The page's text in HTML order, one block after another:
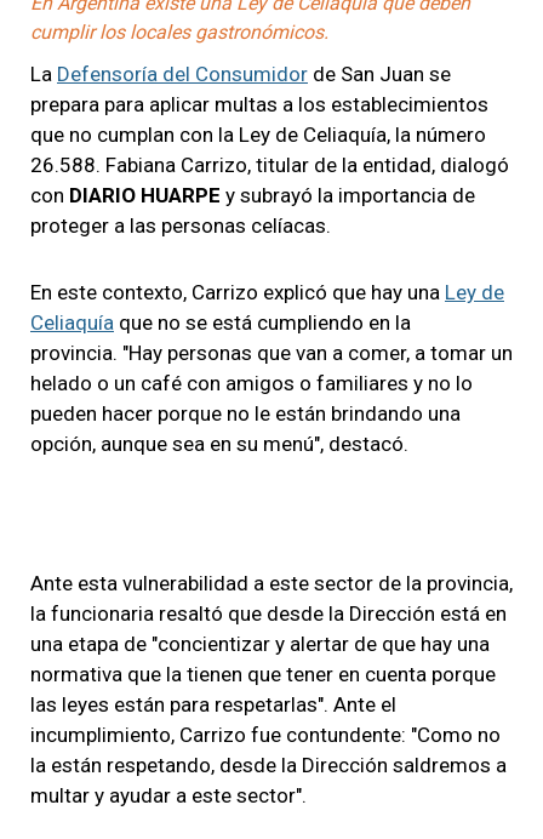
cumplir los locales gastronómicos.
La Defensoría del Consumidor de San Juan se
prepara para aplicar multas a los establecimientos
que no cumplan con la Ley de Celiaquía, la número
26.588. Fabiana Carrizo, titular de la entidad, dialogó
con DIARIO HUARPE y subrayó la importancia de
proteger a las personas celíacas.
En este contexto, Carrizo explicó que hay una Ley de
Celiaquía que no se está cumpliendo en la
provincia. "Hay personas que van a comer, a tomar un
helado o un café con amigos o familiares y no lo
pueden hacer porque no le están brindando una
opción, aunque sea en su menú", destacó.
Ante esta vulnerabilidad a este sector de la provincia,
la funcionaria resaltó que desde la Dirección está en
una etapa de "concientizar y alertar de que hay una
normativa que la tienen que tener en cuenta porque
las leyes están para respetarlas". Ante el
incumplimiento, Carrizo fue contundente: "Como no
la están respetando, desde la Dirección saldremos a
multar y ayudar a este sector".